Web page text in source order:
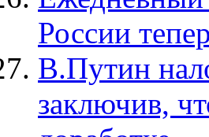
России
В.Путин
заключив,